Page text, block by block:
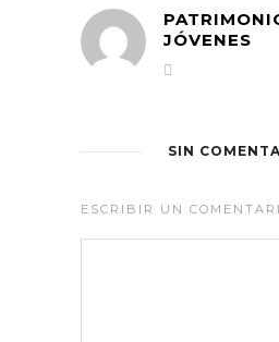
JÓVENES
SIN
ESCRIBIR UN